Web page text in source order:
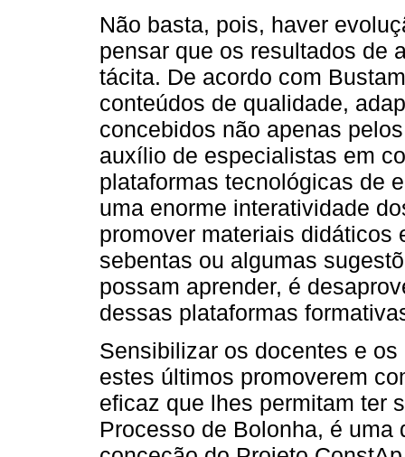
Não basta, pois, haver
pensar que os resultados de
tácita. De acordo com
conteúdos de qualidade,
concebidos não apenas
auxílio de especialistas em
plataformas tecnológicas de
uma enorme interatividade
promover materiais didáticos
sebentas ou algumas
possam aprender, é
dessas plataformas
Sensibilizar os docentes e
estes últimos promoverem
eficaz que lhes permitam ter
Processo de Bolonha, é